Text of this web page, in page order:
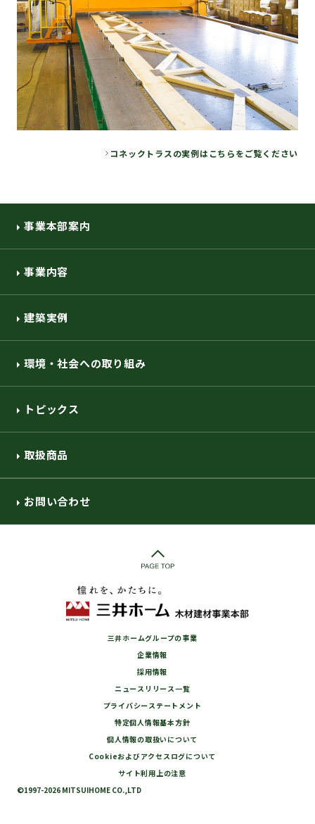
コネックトラスの実例はこちらをご覧ください
事業本部案内
事業内容
建築実例
環境・社会への取り組み
トピックス
取扱商品
お問い合わせ
三井ホームグループの事業
企業情報
採用情報
ニュースリリース一覧
プライバシーステートメント
特定個人情報基本方針
個人情報の取扱いについて
Cookieおよびアクセスログについて
サイト利用上の注意
©1997-2026 MITSUIHOME CO.,LTD